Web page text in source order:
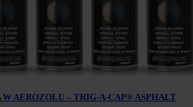
AEROZOLU – TRIG-A-CAP® ASPHALT